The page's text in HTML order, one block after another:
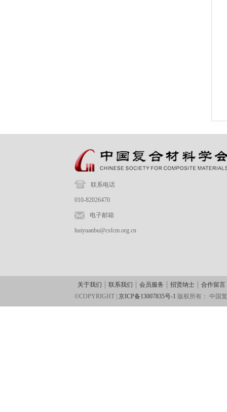
联系电话
010-82026470
电子邮箱
huiyuanbu@csfcm.org.cn
关于我们 联系我们 会员服务 招贤纳士
合作留言
©COPYRIGHT | 京ICP备13007835号-1 版权所有： 中国